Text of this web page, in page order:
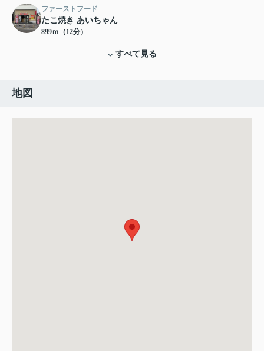
ファーストフード
たこ焼き あいちゃん
899ｍ（12分）
すべて見る
地図